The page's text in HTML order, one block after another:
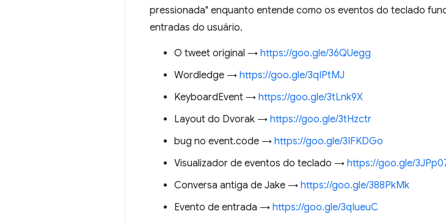
pressionada" enquanto entende como os eventos do teclado
entradas do usuário.
O tweet original → https://goo.gle/36QUegg
Wordledge → https://goo.gle/3qIPtMJ
KeyboardEvent → https://goo.gle/3tLnk9X
Layout do Dvorak → https://goo.gle/3tHzctr
bug no event.code → https://goo.gle/3IFKDGo
Visualizador de eventos do teclado → https://goo.gle/
Conversa antiga de Jake → https://goo.gle/388PkMk
Evento de entrada → https://goo.gle/3qIueuC